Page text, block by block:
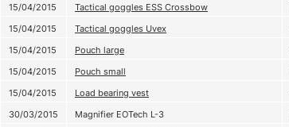
15/04/2015
Tactical goggles ESS Crossbow
15/04/2015
Tactical goggles Uvex
15/04/2015
Pouch large
15/04/2015
Pouch small
15/04/2015
Load bearing vest
30/03/2015
Magnifier EOTech L-3